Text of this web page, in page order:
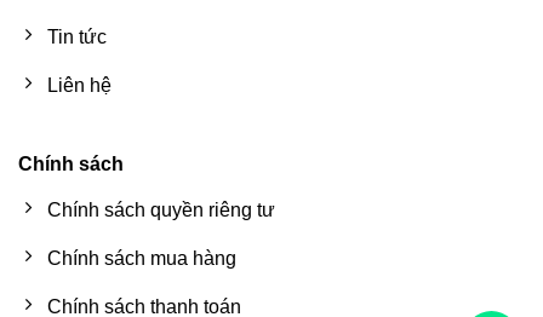
Tin tức
Liên hệ
Chính sách
Chính sách quyền riêng tư
Chính sách mua hàng
Chính sách thanh toán